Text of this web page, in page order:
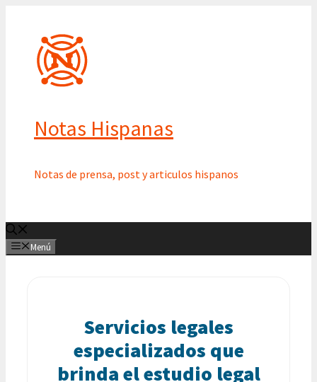
contenido
Notas Hispanas
Notas de prensa, post y articulos hispanos
Menú
Servicios legales
especializados que
brinda el estudio legal